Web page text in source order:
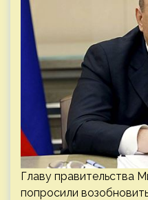
Главу правительства
попросили